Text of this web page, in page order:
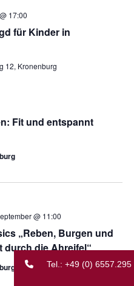
für Kinder in
17:00
12, Kronenburg
Fit und entspannt
„Reben, Burgen und
durch die Ahreifel“
@ 11:00
Tel.: +49 (0) 6557.295